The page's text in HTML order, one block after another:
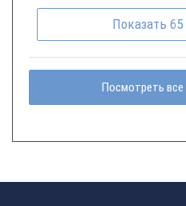
Показать 65
Посмотреть все